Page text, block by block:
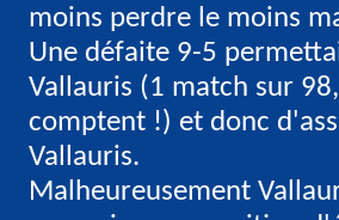
moins perdre le moins
Une défaite 9-5
Vallauris (1 match sur
comptent !) et donc
Vallauris.
Malheureusement